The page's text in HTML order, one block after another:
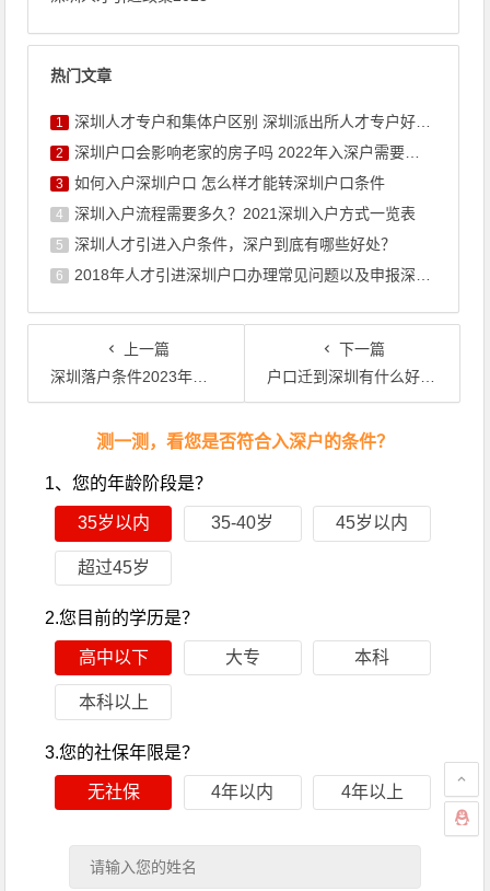
热门文章
1 深圳人才专户和集体户区别 深圳派出所人才专户好不好
2 深圳户口会影响老家的房子吗 2022年入深户需要什么条件
3 如何入户深圳户口 怎么样才能转深圳户口条件
4 深圳入户流程需要多久？2021深圳入户方式一览表
5 深圳人才引进入户条件，深户到底有哪些好处？
6 2018年人才引进深圳户口办理常见问题以及申报深户材料清单
上一篇
深圳落户条件2023年新规什么时候执行
下一篇
户口迁到深圳有什么好处和坏处吗
测一测，看您是否符合入深户的条件？
1、您的年龄阶段是？
35岁以内 35-40岁 45岁以内
超过45岁
2.您目前的学历是？
高中以下 大专 本科
本科以上
3.您的社保年限是？
无社保 4年以内 4年以上